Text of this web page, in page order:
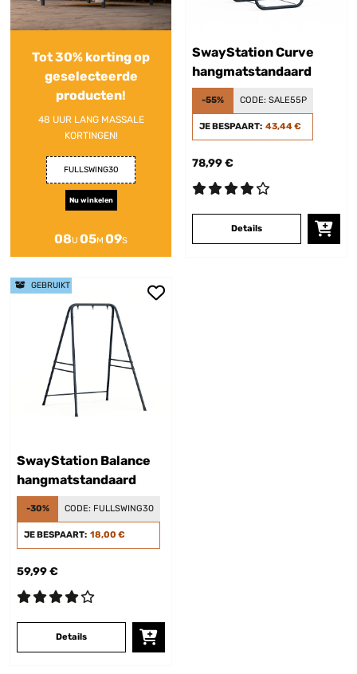
Tot 30% korting op
geselecteerde
producten!
48 UUR LANG MASSALE
KORTINGEN!
FULLSWING30
Nu winkelen
08U 05M 09S
SwayStation Curve
hangmatstandaard
-55% CODE: SALE55P
JE BESPAART: 43,44 €
78,99 €
Details
SwayStation Balance
hangmatstandaard
-30% CODE: FULLSWING30
JE BESPAART: 18,00 €
59,99 €
Details
GEBRUIKT